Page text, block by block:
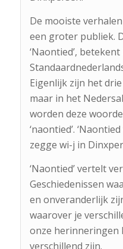
De mooiste
een groter publiek.
‘Naontied’,
Standaardnederlands
Eigenlijk zijn het drie
maar in het
worden deze
‘naontied’.
zegge wi-j in
‘Naontied’ vertelt
Geschiedenissen
en onveranderlijk
waarover je
onze herinneringen
verschillend zijn.